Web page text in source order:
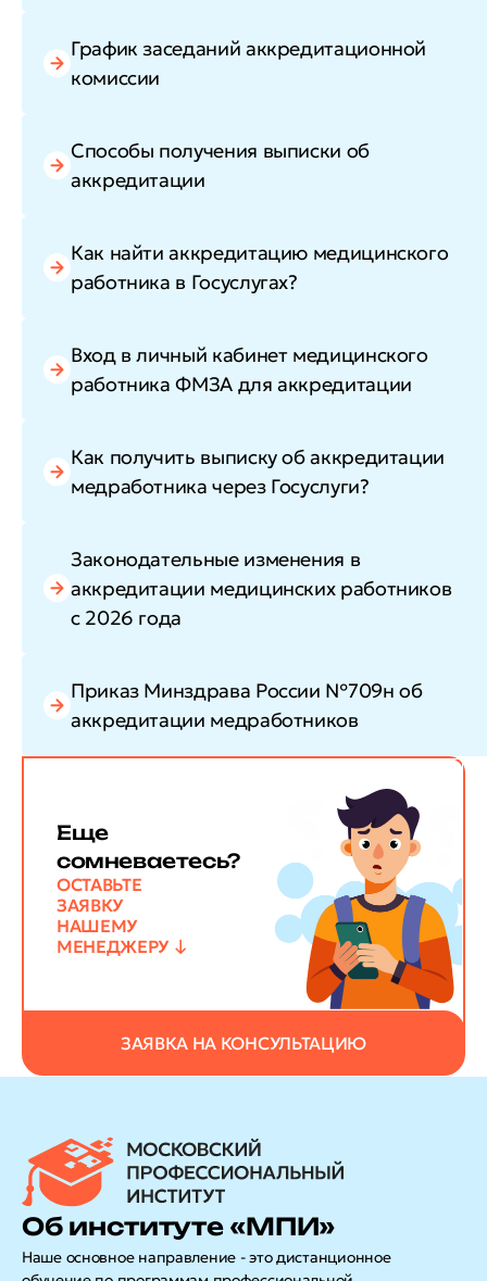
График заседаний аккредитационной
комиссии
Способы получения выписки об
аккредитации
Как найти аккредитацию медицинского
работника в Госуслугах?
Вход в личный кабинет медицинского
работника ФМЗА для аккредитации
Как получить выписку об аккредитации
медработника через Госуслуги?
Законодательные изменения в
аккредитации медицинских работников
с 2026 года
Приказ Минздрава России №709н об
аккредитации медработников
Еще
сомневаетесь?
ОСТАВЬТЕ
ЗАЯВКУ
НАШЕМУ
МЕНЕДЖЕРУ
ЗАЯВКА НА КОНСУЛЬТАЦИЮ
Об институте «МПИ»
Наше основное направление - это дистанционное